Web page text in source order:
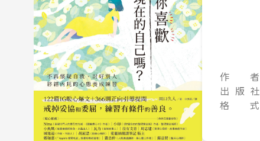
作 者
出 版 社
格 式